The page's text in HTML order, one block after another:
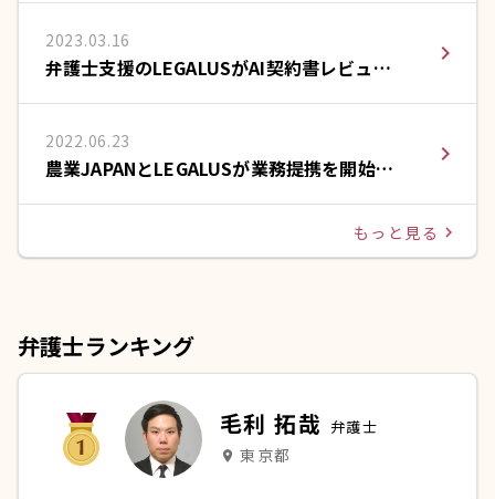
2023.03.16
弁護士支援のLEGALUSがAI契約書レビュー
のLeCHECK(リチェック)と提携
navigate_next
2022.06.23
農業JAPANとLEGALUSが業務提携を開始い
たしました。
navigate_next
もっと見る navigate_next
弁護士ランキング
毛利 拓哉 弁護士
place 東京都